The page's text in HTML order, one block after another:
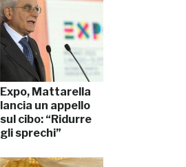
Expo, Mattarella
lancia un appello
sul cibo: “Ridurre
gli sprechi”